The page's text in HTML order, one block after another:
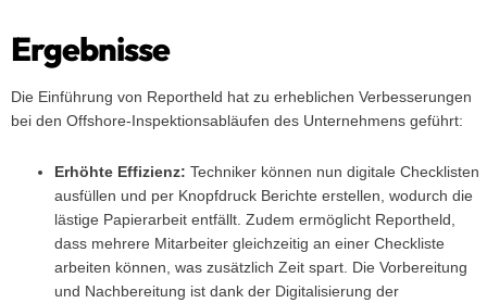
Ergebnisse
Die Einführung von Reportheld hat zu erheblichen Verbesserungen
bei den Offshore-Inspektionsabläufen des Unternehmens geführt:
Erhöhte Effizienz: Techniker können nun digitale Checklisten
ausfüllen und per Knopfdruck Berichte erstellen, wodurch die
lästige Papierarbeit entfällt. Zudem ermöglicht Reportheld,
dass mehrere Mitarbeiter gleichzeitig an einer Checkliste
arbeiten können, was zusätzlich Zeit spart. Die Vorbereitung
und Nachbereitung ist dank der Digitalisierung der